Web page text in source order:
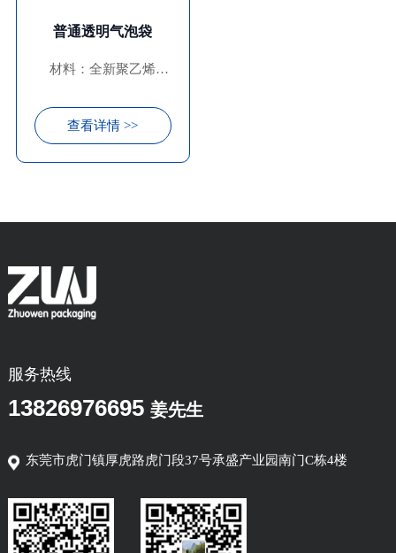
普通透明气泡袋
材料：全新聚乙烯
查看详情 >>
服务热线
13826976695 姜先生
东莞市虎门镇厚虎路虎门段37号承盛产业园南门C栋4楼